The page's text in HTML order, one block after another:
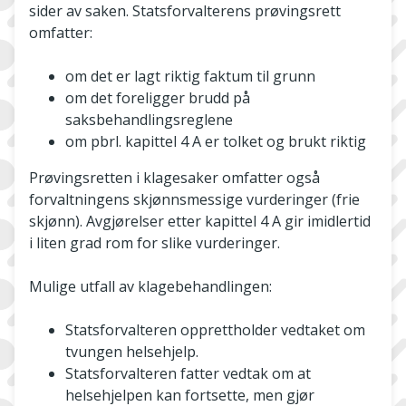
sider av saken. Statsforvalterens prøvingsrett
omfatter:
om det er lagt riktig faktum til grunn
om det foreligger brudd på
saksbehandlingsreglene
om pbrl. kapittel 4 A er tolket og brukt riktig
Prøvingsretten i klagesaker omfatter også
forvaltningens skjønnsmessige vurderinger (frie
skjønn). Avgjørelser etter kapittel 4 A gir imidlertid
i liten grad rom for slike vurderinger.
Mulige utfall av klagebehandlingen:
Statsforvalteren opprettholder vedtaket om
tvungen helsehjelp.
Statsforvalteren fatter vedtak om at
helsehjelpen kan fortsette, men gjør